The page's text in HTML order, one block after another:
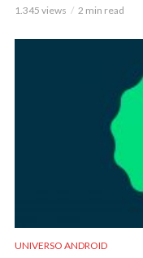
1.345 views 2 min read
UNIVERSO ANDROID